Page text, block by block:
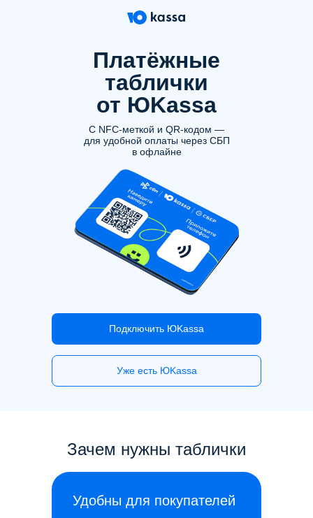
Платёжные
таблички
от ЮKassa
С NFC-меткой и QR-кодом —
для удобной оплаты через СБП
в офлайне
Подключить ЮKassa
Уже есть ЮKassa
Зачем нужны таблички
Удобны для покупателей